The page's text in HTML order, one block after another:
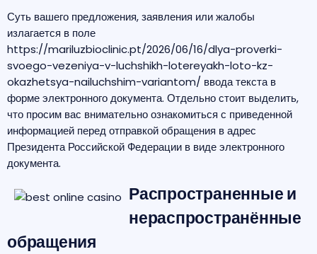
Суть вашего предложения, заявления или жалобы
излагается в поле
https://mariluzbioclinic.pt/2026/06/16/dlya-proverki-
svoego-vezeniya-v-luchshikh-lotereyakh-loto-kz-
okazhetsya-nailuchshim-variantom/ ввода текста в
форме электронного документа. Отдельно стоит выделить,
что просим вас внимательно ознакомиться с приведенной
информацией перед отправкой обращения в адрес
Президента Российской Федерации в виде электронного
документа.
Распространенные и
нераспространённые
обращения